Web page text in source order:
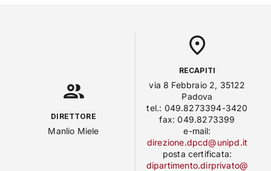
DIRETTORE
Manlio Miele
RECAPITI
via 8 Febbraio 2, 35122
Padova
tel.: 049.8273394-3420
fax: 049.8273399
e-mail:
direzione.dpcd@unipd.it
posta certificata:
dipartimento.dirprivato@